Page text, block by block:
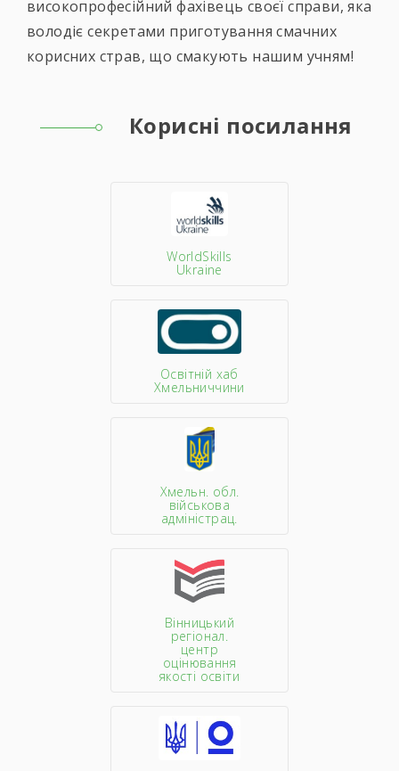
високопрофесійний фахівець своєї справи, яка
володіє секретами приготування смачних
корисних страв, що смакують нашим учням!
Корисні посилання
WorldSkills
Ukraine
Освітній хаб
Хмельниччини
Хмельн. обл.
військова
адміністрац.
Вінницький
регіонал.
центр
оцінювання
якості освіти